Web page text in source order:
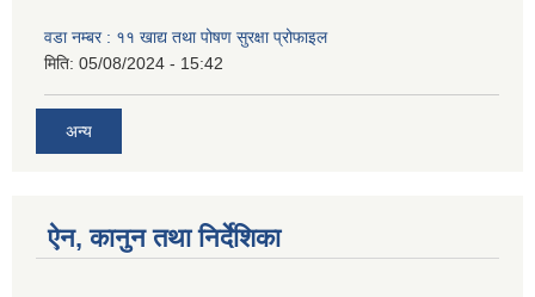
वडा नम्बर : ११ खाद्य तथा पोषण सुरक्षा प्रोफाइल
मिति: 05/08/2024 - 15:42
अन्य
ऐन, कानुन तथा निर्देशिका